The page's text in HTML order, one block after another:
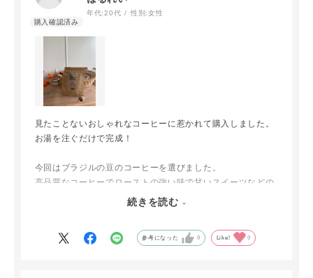
年代:20代 性別:女性
見たことないおしゃれなコーヒーに惹かれて購入しました。
お湯を注ぐだけで完成！
今回はブラジルの豆のコーヒーを選びました。
高品質なコーヒーでローストの強い味で甘いスイーツなどの
相性がとてもよかったです！続きを読む
参考になった 0 Like! 0